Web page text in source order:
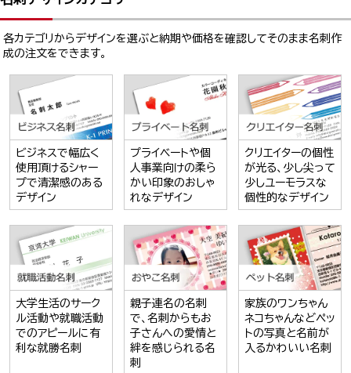
各カテゴリからデザインを選ぶと納期や価格を確認してそのまま名刺作
成の注文をできます。
ビジネスで幅広く
使用頂けるシャー
プで清潔感のある
デザイン
プライベートや個
人事業向けの柔ら
かい印象のおしゃ
れなデザイン
クリエイターの個性
が光る、少し尖って
少しユーモラスな
個性的なデザイン
大学生活のサーク
ル活動や就職活動
でのアピールに有
利な就勝名刺
親子連名の名刺
で、名刺からもお
子さんへの愛情と
絆を感じられる名
刺
家族のワンちゃん
ネコちゃんなどペッ
トの写真と名前が
入るかわいい名刺